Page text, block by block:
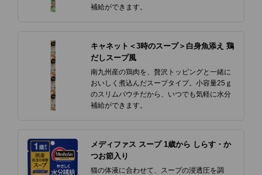
補給ができます。
キャネット＜3時のスープ＞白身魚添え 鶏
だしスープ風
南九州産の鶏肉を、贅沢トッピングと一緒に
おいしく煮込んだスープタイプ。小容量25ｇ
のスリムパウチだから、いつでも気軽に水分
補給ができます。
メディファス スープ 1歳から しらす・か
つお節入り
猫の体液に合わせて、スープの浸透圧を調